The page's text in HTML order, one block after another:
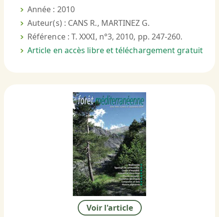
Année : 2010
Auteur(s) : CANS R., MARTINEZ G.
Référence : T. XXXI, n°3, 2010, pp. 247-260.
Article en accès libre et téléchargement gratuit
Voir l'article